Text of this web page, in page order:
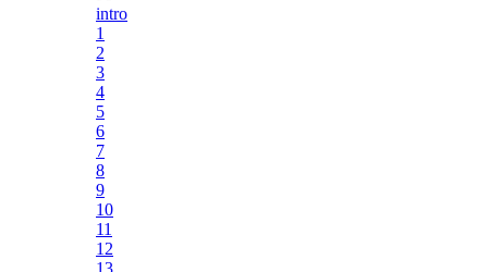
intro
1
2
3
4
5
6
7
8
9
10
11
12
13